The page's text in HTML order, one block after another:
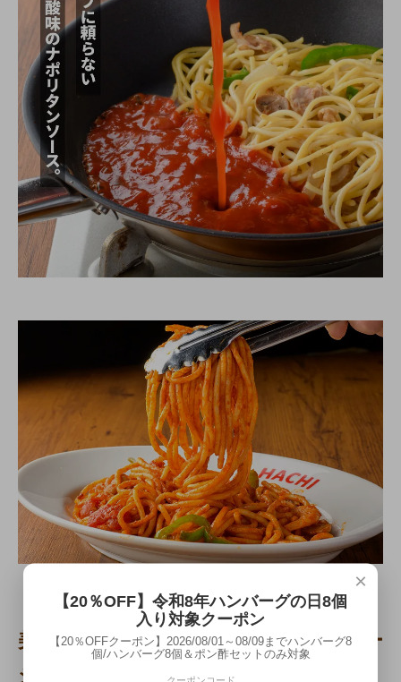
美味しい作り方付のオリジナルパッケー
ジで
×
【20％OFF】令和8年ハンバーグの日8個
入り対象クーポン
【20％OFFクーポン】2026/08/01～08/09までハンバーグ8
個/ハンバーグ8個＆ポン酢セットのみ対象
クーポンコード